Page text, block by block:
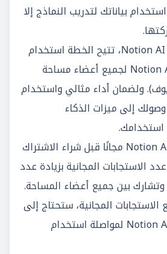
بياناتك لتدريب النماذج إلا
بالنسبة لخطة إضافة Notion AI، تتيح الخطة استخدام
غير محدود لميزات Notion AI لجميع أعضاء مساحة
ولضمان أداء مثالي واستخدام
إلى ميزات الذكاء
استخدامك.
يمكن للجميع تجربة Notion AI مجانًا قبل شراء الاشتراك
الاستجابات المجانية بزيادة عدد
بين جميع أعضاء المساحة.
المجانية، ستحتاج إلى
اشتراك إضافي في Notion AI لمواصلة استخدام